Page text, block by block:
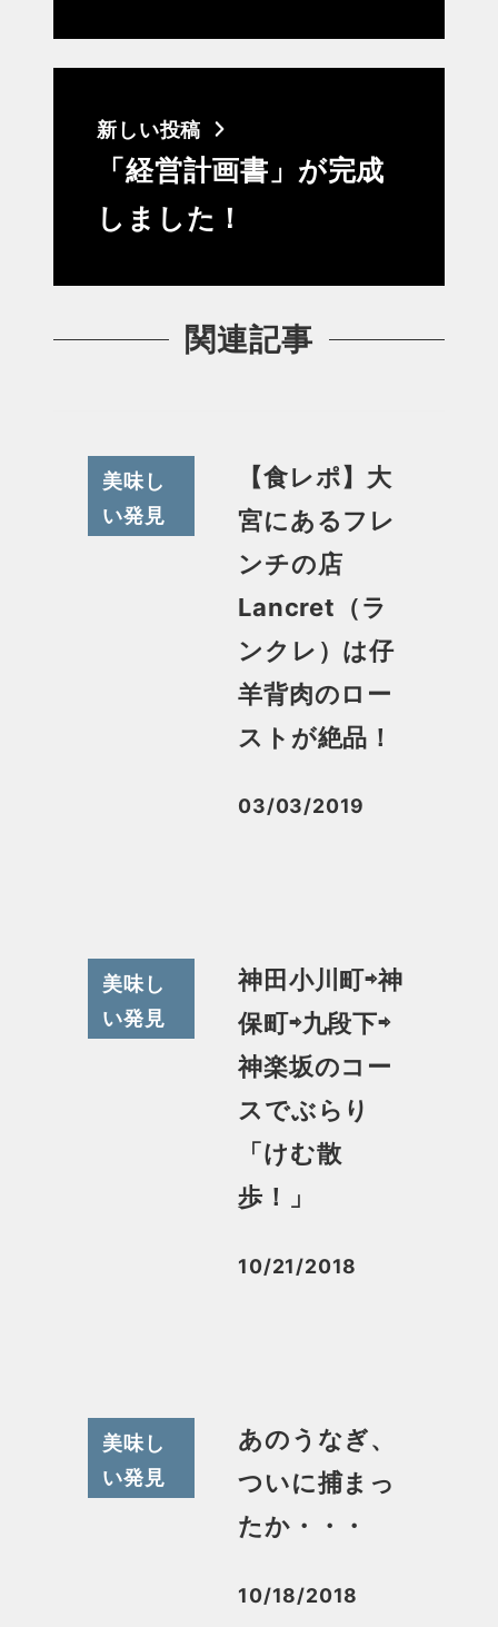
新しい投稿
「経営計画書」が完成
しました！
関連記事
美味し
い発見
【食レポ】大
宮にあるフレ
ンチの店
Lancret（ラ
ンクレ）は仔
羊背肉のロー
ストが絶品！
投稿日
03/03/2019
美味し
い発見
神田小川町⇨神
保町⇨九段下⇨
神楽坂のコー
スでぶらり
「けむ散
歩！」
投稿日
10/21/2018
美味し
い発見
あのうなぎ、
ついに捕まっ
たか・・・
投稿日
10/18/2018